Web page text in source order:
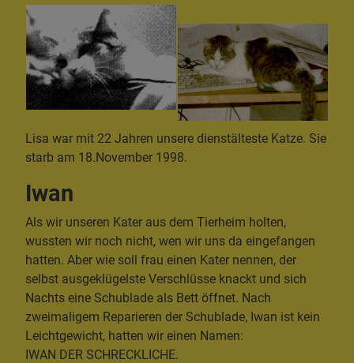
Lisa war mit 22 Jahren unsere dienstälteste Katze. Sie
starb am 18.November 1998.
Iwan
Als wir unseren Kater aus dem Tierheim holten,
wussten wir noch nicht, wen wir uns da eingefangen
hatten. Aber wie soll frau einen Kater nennen, der
selbst ausgeklügelste Verschlüsse knackt und sich
Nachts eine Schublade als Bett öffnet. Nach
zweimaligem Reparieren der Schublade, Iwan ist kein
Leichtgewicht, hatten wir einen Namen:
IWAN DER SCHRECKLICHE.